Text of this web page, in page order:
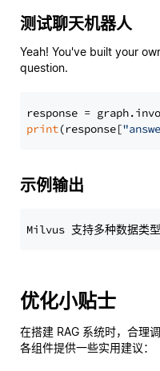
测试聊天机器人
Yeah! You've built your
question.
response =
print(response[
示例输出
优化小贴士
在搭建 RAG 系统时，合理
各组件提供一些实用建议：